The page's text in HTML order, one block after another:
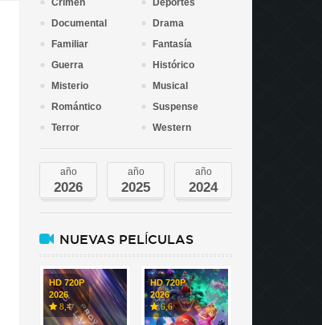
Crimen
Deportes
Documental
Drama
Familiar
Fantasía
Guerra
Histórico
Misterio
Musical
Romántico
Suspense
Terror
Western
año
2026
año
2025
año
2024
NUEVAS PELÍCULAS
HD 720P
2026
8,4
HD 720P
2026
6,6